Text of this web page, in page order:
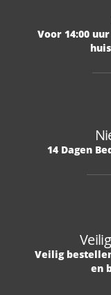
Voor 14:00
14 Dagen
Veilig
en